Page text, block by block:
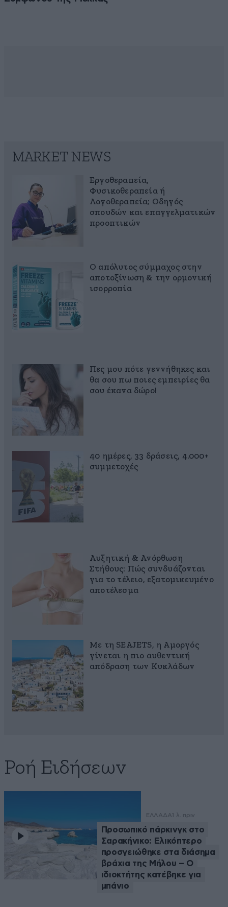
MARKET NEWS
Εργοθεραπεία,
Φυσικοθεραπεία ή
Λογοθεραπεία; Οδηγός
σπουδών και επαγγελματικών
προοπτικών
Ο απόλυτος σύμμαχος στην
αποτοξίνωση & την ορμονική
ισορροπία
Πες μου πότε γεννήθηκες και
θα σου πω ποιες εμπειρίες θα
σου έκανα δώρο!
40 ημέρες, 33 δράσεις, 4.000+
συμμετοχές
Αυξητική & Ανόρθωση
Στήθους: Πώς συνδυάζονται
για το τέλειο, εξατομικευμένο
αποτέλεσμα
Με τη SEAJETS, η Αμοργός
γίνεται η πιο αυθεντική
απόδραση των Κυκλάδων
Ροή Ειδήσεων
ΕΛΛΑΔΑ 1 λ. πριν
Προσωπικό πάρκινγκ στο
Σαρακήνικο: Ελικόπτερο
προσγειώθηκε στα διάσημα
βράχια της Μήλου – Ο
ιδιοκτήτης κατέβηκε για
μπάνιο